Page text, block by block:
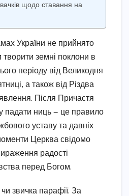
щодо ставання на
України не прийнято
творити земні поклони в
періоду від Великодня
а також від Різдва
Після Причастя
падати ниць — це правило
уставу та давніх
Церква свідомо
радості
перед Богом.
звичка парафії. За